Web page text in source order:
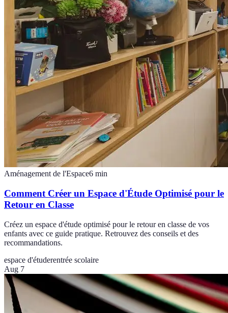
Aménagement de l'Espace6 min
Comment Créer un Espace d'Étude Optimisé pour le
Retour en Classe
Créez un espace d'étude optimisé pour le retour en classe de vos
enfants avec ce guide pratique. Retrouvez des conseils et des
recommandations.
espace d'étuderentrée scolaire
Aug 7